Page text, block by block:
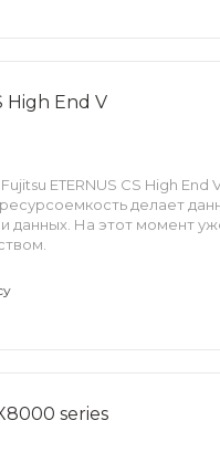
High End V
ETERNUS CS High End
делает
данных. На этот момент
series